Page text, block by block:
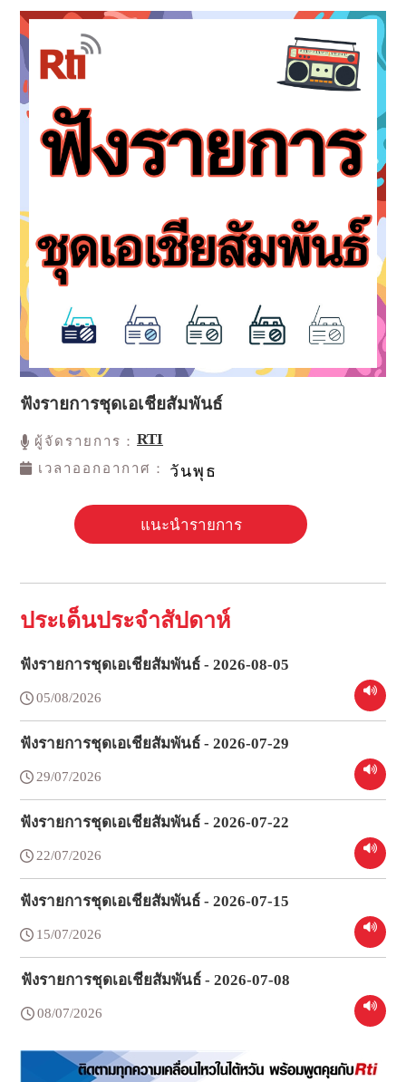
ฟังรายการชุดเอเชียสัมพันธ์
ผู้จัดรายการ：RTI
เวลาออกอากาศ： วันพุธ
แนะนำรายการ
ประเด็นประจำสัปดาห์
ฟังรายการชุดเอเชียสัมพันธ์ - 2026-08-05
05/08/2026
ฟังรายการชุดเอเชียสัมพันธ์ - 2026-07-29
29/07/2026
ฟังรายการชุดเอเชียสัมพันธ์ - 2026-07-22
22/07/2026
ฟังรายการชุดเอเชียสัมพันธ์ - 2026-07-15
15/07/2026
ฟังรายการชุดเอเชียสัมพันธ์ - 2026-07-08
08/07/2026